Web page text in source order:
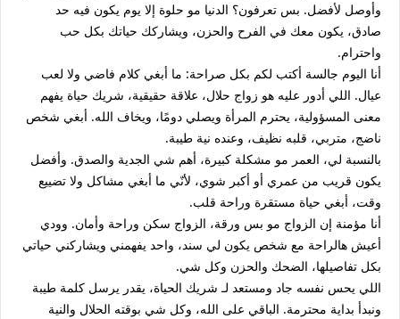
وأوصل لأفضل. بس تعرفون؟ الدنيا مو حلوة إلا يوم يكون فيه حد
صادق، يكون معك في الفرح والحزن، ويشاركك حياتك بكل حب
واحترام.
أنا اليوم جالسة أكتب لكم بكل صراحة: ما أبغي كلام فاضي ولا لعب
عيال. اللي أدور عليه هو زواج حلال، علاقة حقيقية، شريك حياة يفهم
معنى المسؤولية، يحترم المرأة ويصلي دومًا، ويخاف الله. أبغي شخص
ناضج، متربي، قلبه نظيف، وعنده نية طيبة.
بالنسبة لي، العمر مو مشكلة كبيرة، أهم شي الجدية والصدق. وأفضل
يكون قريب من عمري أو أكبر شوي، لأنّي ما أبغي مشاكل ولا تضييع
وقت، أبغي حياة مستقرة وراحة قلب.
أنا مؤمنة إن الزواج مو بس ورقة، الزواج سكن وراحة وأمان. وودي
أعيش هالراحة مع شخص يكون لي سند، واحد يفهمني ويشاركني حياتي
بكل تفاصيلها، الضحك والحزن وكل شي.
اللي يحس نفسه جاد ومستعد لـ شريك الحياة، يقدر يرسل كلمة طيبة
ونبدأ بداية محترمة. الباقي على الله، وكل شي بوقته الحلال والنية